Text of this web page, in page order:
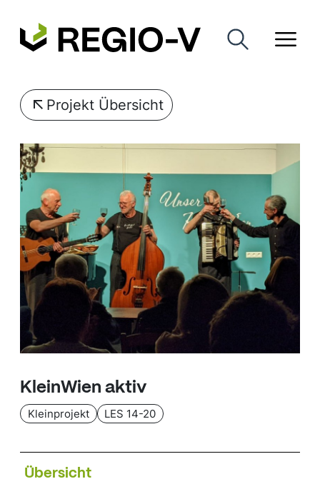
Projekt Übersicht
KleinWien aktiv
Kleinprojekt LES 14-20
Übersicht